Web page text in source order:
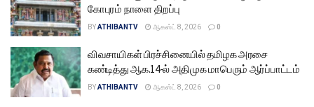
கோபுரம் நாளை திறப்பு
BYATHIBANTV ஆகஸ்ட் 8, 2026 0
விவசாயிகள் பிரச்சினையில் தமிழக அரசை
கண்டித்து ஆக.14-ல் அதிமுக மாபெரும் ஆர்ப்பாட்டம்
BYATHIBANTV ஆகஸ்ட் 8, 2026 0